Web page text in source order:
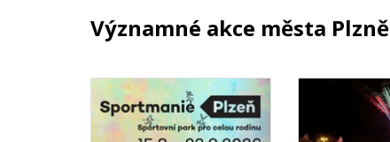
Významné akce města Plzně